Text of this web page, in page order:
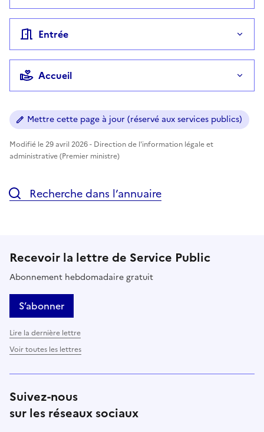
Entrée
Accueil
Mettre cette page à jour (réservé aux services publics)
Modifié le 29 avril 2026 - Direction de l'information légale et
administrative (Premier ministre)
Recherche dans l’annuaire
Recevoir la lettre de Service Public
Abonnement hebdomadaire gratuit
S’abonner
Lire la dernière lettre
Voir toutes les lettres
Suivez-nous
sur les réseaux sociaux